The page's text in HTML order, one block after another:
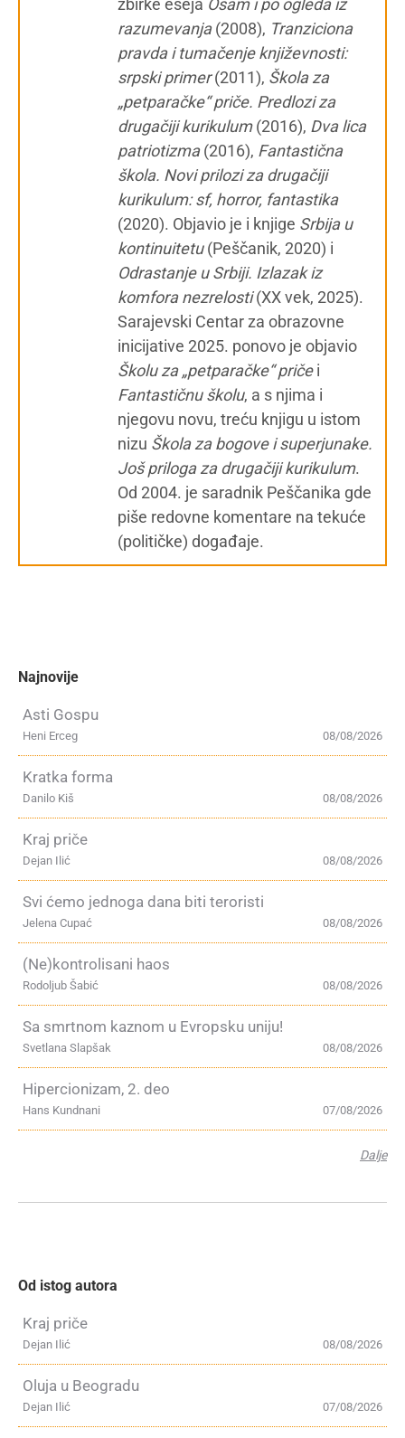
zbirke eseja Osam i po ogleda iz
razumevanja(2008), Tranziciona
pravda i tumačenje književnosti:
srpski primer(2011), Škola za
„petparačke“ priče. Predlozi za
drugačiji kurikulum(2016), Dva lica
patriotizma(2016), Fantastična
škola. Novi prilozi za drugačiji
kurikulum: sf, horror, fantastika
(2020). Objavio je i knjige Srbija u
kontinuitetu(Peščanik, 2020) i
Odrastanje u Srbiji. Izlazak iz
komfora nezrelosti(XX vek, 2025).
Sarajevski Centar za obrazovne
inicijative 2025. ponovo je objavio
Školu za „petparačke“ pričei
Fantastičnu školu, a s njima i
njegovu novu, treću knjigu u istom
nizu Škola za bogove i superjunake.
Još priloga za drugačiji kurikulum.
Od 2004. je saradnik Peščanika gde
piše redovne komentare na tekuće
(političke) događaje.
Najnovije
Asti Gospu
08/08/2026
Heni Erceg
Kratka forma
08/08/2026
Danilo Kiš
Kraj priče
08/08/2026
Dejan Ilić
Svi ćemo jednoga dana biti teroristi
08/08/2026
Jelena Cupać
(Ne)kontrolisani haos
08/08/2026
Rodoljub Šabić
Sa smrtnom kaznom u Evropsku uniju!
08/08/2026
Svetlana Slapšak
Hipercionizam, 2. deo
07/08/2026
Hans Kundnani
Dalje
Od istog autora
Kraj priče
08/08/2026
Dejan Ilić
Oluja u Beogradu
07/08/2026
Dejan Ilić